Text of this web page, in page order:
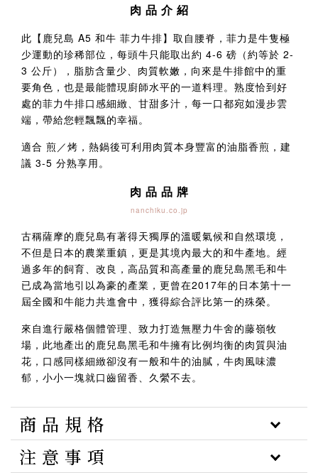
肉 品 介 紹
此【鹿兒島 A5 和牛 菲力牛排】取自腰脊，菲力是牛隻極
少運動的珍稀部位，每頭牛只能取出約 4-6 磅（約等於 2-
3 公斤），脂肪含量少、肉質軟嫩，向來是牛排館中的重
要角色，也是最能體現廚師水平的一道料理。熟度恰到好
處的菲力牛排口感細緻、甘甜多汁，每一口都宛如漫步雲
端，帶給您輕飄飄的幸福。
適合 煎／烤，熱鍋後可利用肉質本身豐富的油脂香煎，建
議 3-5 分熟享用。
肉 品 品 牌
nanchiku.co.jp
古稱薩摩的鹿兒島有著得天獨厚的溫暖氣候和自然環境，
不但是日本的農業重鎮，更是其境內最大的和牛產地。經
過多年的飼育、改良，高品質和高產量的鹿兒島黑毛和牛
已成為當地引以為豪的產業，更曾在2017年的日本第十一
屆全國和牛能力共進會中，獲得綜合評比第一的殊榮。
來自進行嚴格個體管理、致力打造無壓力牛舍的藤嶺牧
場，此地產出的鹿兒島黑毛和牛擁有比例均衡的肉質與油
花，口感同樣細緻卻沒有一般和牛的油膩，牛肉風味濃
郁，小小一塊就口齒留香、久縈不去。
商 品 規 格
注 意 事 項